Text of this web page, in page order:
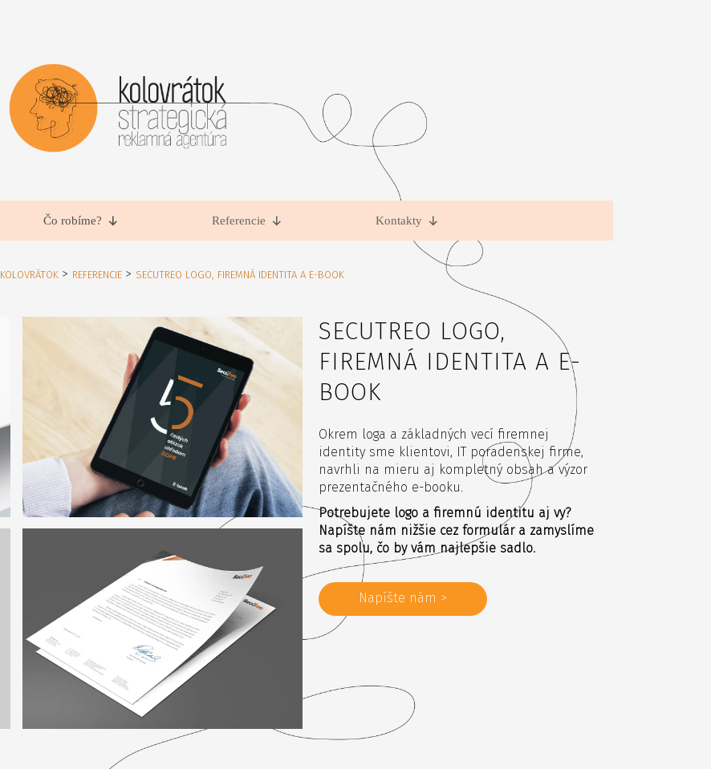
Čo robíme? Referencie Kontakty
KOLOVRÁTOK > REFERENCIE > SECUTREO LOGO, FIREMNÁ IDENTITA A E-BOOK
SECUTREO LOGO,
FIREMNÁ IDENTITA A E-
BOOK
Okrem loga a základných vecí firemnej
identity sme klientovi, IT poradenskej firme,
navrhli na mieru aj kompletný obsah a výzor
prezentačného e-booku.
Potrebujete logo a firemnú identitu aj vy?
Napíšte nám nižšie cez formulár a zamyslíme
sa spolu, čo by vám najlepšie sadlo.
Napíšte nám >